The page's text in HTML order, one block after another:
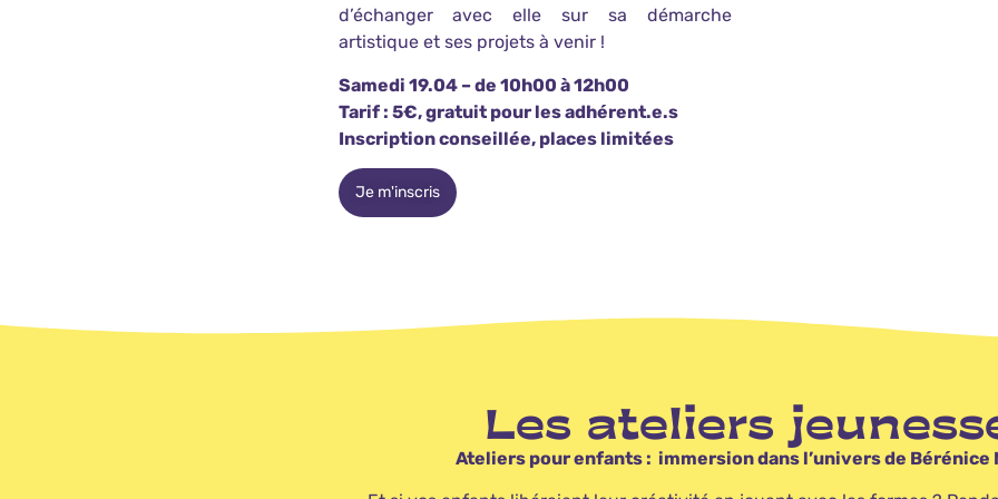
d’échanger avec elle sur sa démarche
artistique et ses projets à venir !
Samedi 19.04 – de 10h00 à 12h00
Tarif : 5€, gratuit pour les adhérent.e.s
Inscription conseillée, places limitées
Je m'inscris
Les ateliers
Ateliers pour enfants : immersion dans l’univers de Bérénice